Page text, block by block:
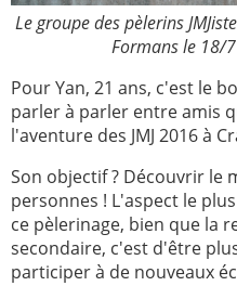
Tags
—
2006
2007
2008
2009
2010
2011
2012
2013
2014
2015
2016
2017
2018
Le groupe des pèlerins
Formans le 18/7
Pour Yan, 21 ans, c'est le
parler à parler entre amis
l'aventure des JMJ 2016 à
Son objectif ? Découvrir le
personnes ! L'aspect le
ce pèlerinage, bien que la
secondaire, c'est d'être
participer à de nouveaux